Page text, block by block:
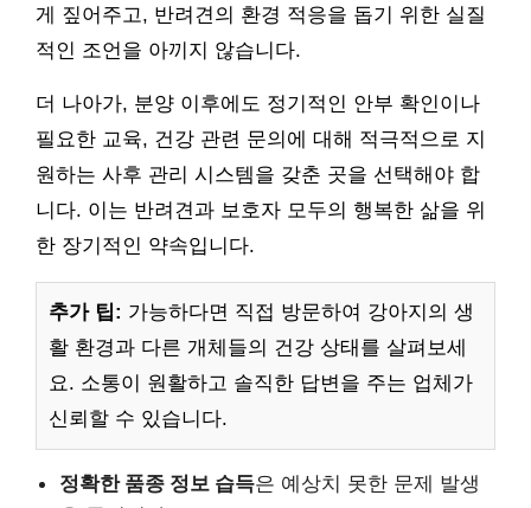
게 짚어주고, 반려견의 환경 적응을 돕기 위한 실질
적인 조언을 아끼지 않습니다.
더 나아가, 분양 이후에도 정기적인 안부 확인이나
필요한 교육, 건강 관련 문의에 대해 적극적으로 지
원하는 사후 관리 시스템을 갖춘 곳을 선택해야 합
니다. 이는 반려견과 보호자 모두의 행복한 삶을 위
한 장기적인 약속입니다.
추가 팁: 가능하다면 직접 방문하여 강아지의 생
활 환경과 다른 개체들의 건강 상태를 살펴보세
요. 소통이 원활하고 솔직한 답변을 주는 업체가
신뢰할 수 있습니다.
정확한 품종 정보 습득은 예상치 못한 문제 발생